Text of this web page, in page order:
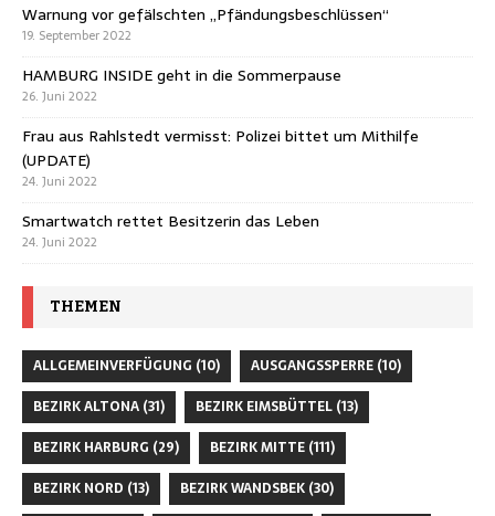
Warnung vor gefälschten „Pfändungsbeschlüssen“
19. September 2022
HAMBURG INSIDE geht in die Sommerpause
26. Juni 2022
Frau aus Rahlstedt vermisst: Polizei bittet um Mithilfe
(UPDATE)
24. Juni 2022
Smartwatch rettet Besitzerin das Leben
24. Juni 2022
THEMEN
ALLGEMEINVERFÜGUNG (10) AUSGANGSSPERRE (10)
BEZIRK ALTONA (31) BEZIRK EIMSBÜTTEL (13)
BEZIRK HARBURG (29) BEZIRK MITTE (111)
BEZIRK NORD (13) BEZIRK WANDSBEK (30)